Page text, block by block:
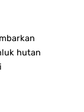
hutan